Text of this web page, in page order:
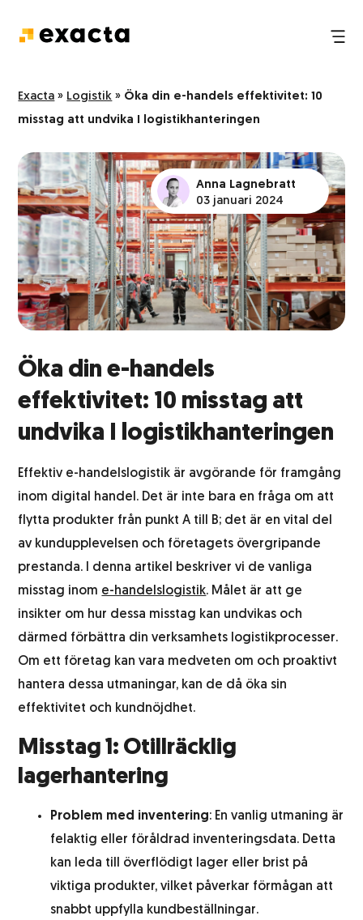
Exacta » Logistik » Öka din e-handels effektivitet: 10
misstag att undvika I logistikhanteringen
Anna Lagnebratt
03 januari 2024
Öka din e-handels
effektivitet: 10 misstag att
undvika I logistikhanteringen
Effektiv e-handelslogistik är avgörande för framgång
inom digital handel. Det är inte bara en fråga om att
flytta produkter från punkt A till B; det är en vital del
av kundupplevelsen och företagets övergripande
prestanda. I denna artikel beskriver vi de vanliga
misstag inom e-handelslogistik. Målet är att ge
insikter om hur dessa misstag kan undvikas och
därmed förbättra din verksamhets logistikprocesser.
Om ett företag kan vara medveten om och proaktivt
hantera dessa utmaningar, kan de då öka sin
effektivitet och kundnöjdhet.
Misstag 1: Otillräcklig
lagerhantering
Problem med inventering: En vanlig utmaning är
felaktig eller föråldrad inventeringsdata. Detta
kan leda till överflödigt lager eller brist på
viktiga produkter, vilket påverkar förmågan att
snabbt uppfylla kundbeställningar.
Pack och plock
Logistik och transport
Lagerhållning
Etikettering
Integrationssystem
Lagerhotell
Produktfotografering
Kundtjänst
Abonnemangsutskick
Kundundersökning